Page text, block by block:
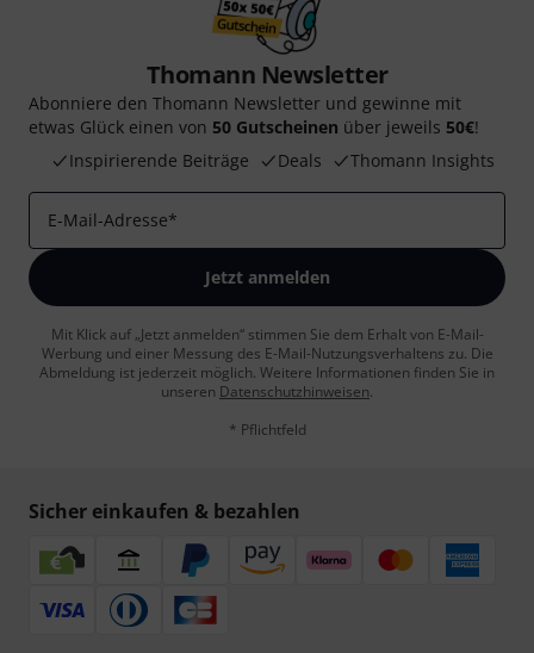
Thomann Newsletter
Abonniere den Thomann Newsletter und gewinne mit
etwas Glück einen von 50 Gutscheinen über jeweils 50€!
Inspirierende Beiträge
Deals Thomann Insights
E-Mail-Adresse*
Jetzt anmelden
Mit Klick auf „Jetzt anmelden“ stimmen Sie dem Erhalt von E-Mail-
Werbung und einer Messung des E-Mail-Nutzungsverhaltens zu. Die
Abmeldung ist jederzeit möglich. Weitere Informationen finden Sie in
unseren Datenschutzhinweisen.
* Pflichtfeld
Sicher einkaufen & bezahlen